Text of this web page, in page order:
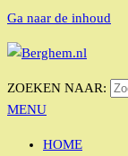
Ga naar de inhoud
Bérgs nieuws
ZOEKEN NAAR:
MENU
HOME